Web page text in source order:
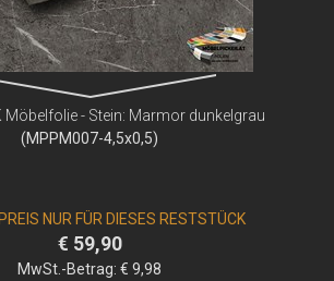
Möbelfolie - Stein: Marmor dunkelgrau
(MPPM007-4,5x0,5)
NUR FÜR DIESES RESTSTÜCK
€ 59,90
MwSt.-Betrag: € 9,98